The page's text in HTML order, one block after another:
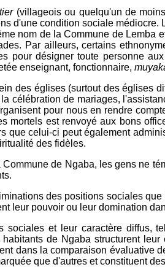
(villageois ou quelqu'un de
d'une condition sociale
nom de la Commune de Lemba
Par ailleurs, certains
pour désigner toute personne
enseignant, fonctionnaire,
des églises (surtout des
célébration de mariages,
pour nous en rendre
mortels est renvoyé aux bons
que celui-ci peut également
des fidèles.
de Ngaba, les gens ne
des positions sociales
leur pouvoir ou leur domination
sociales et leur caractère
de Ngaba structurent
dans la comparaison
que d'autres et constituent